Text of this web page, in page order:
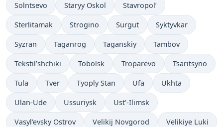
Solntsevo Staryy Oskol Stavropol’
Sterlitamak Strogino Surgut Syktyvkar
Syzran Taganrog Taganskiy Tambov
Tekstil’shchiki Tobolsk Troparëvo Tsaritsyno
Tula Tver Tyoply Stan Ufa Ukhta
Ulan-Ude Ussuriysk Ust’-Ilimsk
Vasyl'evsky Ostrov Velikij Novgorod Velikiye Luki